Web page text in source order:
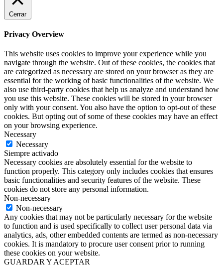
Cerrar
Privacy Overview
This website uses cookies to improve your experience while you
navigate through the website. Out of these cookies, the cookies that
are categorized as necessary are stored on your browser as they are
essential for the working of basic functionalities of the website. We
also use third-party cookies that help us analyze and understand how
you use this website. These cookies will be stored in your browser
only with your consent. You also have the option to opt-out of these
cookies. But opting out of some of these cookies may have an effect
on your browsing experience.
Necessary
Necessary
Siempre activado
Necessary cookies are absolutely essential for the website to
function properly. This category only includes cookies that ensures
basic functionalities and security features of the website. These
cookies do not store any personal information.
Non-necessary
Non-necessary
Any cookies that may not be particularly necessary for the website
to function and is used specifically to collect user personal data via
analytics, ads, other embedded contents are termed as non-necessary
cookies. It is mandatory to procure user consent prior to running
these cookies on your website.
GUARDAR Y ACEPTAR